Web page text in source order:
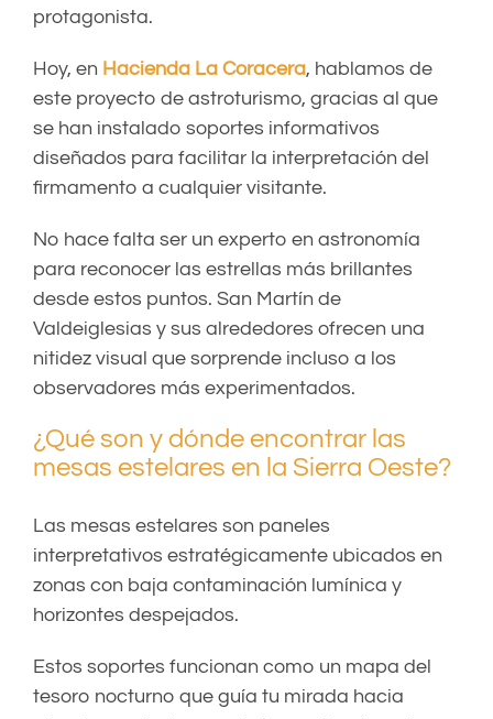
protagonista.
Hoy, en Hacienda La Coracera, hablamos de
este proyecto de astroturismo, gracias al que
se han instalado soportes informativos
diseñados para facilitar la interpretación del
firmamento a cualquier visitante.
No hace falta ser un experto en astronomía
para reconocer las estrellas más brillantes
desde estos puntos. San Martín de
Valdeiglesias y sus alrededores ofrecen una
nitidez visual que sorprende incluso a los
observadores más experimentados.
¿Qué son y dónde encontrar las
mesas estelares en la Sierra Oeste?
Las mesas estelares son paneles
interpretativos estratégicamente ubicados en
zonas con baja contaminación lumínica y
horizontes despejados.
Estos soportes funcionan como un mapa del
tesoro nocturno que guía tu mirada hacia